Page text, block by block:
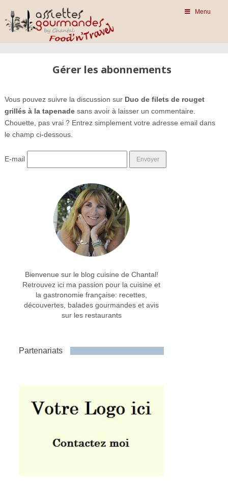
Menu
Gérer les abonnements
Vous pouvez suivre la discussion sur Duo de filets de rouget
grillés à la tapenadesans avoir à laisser un commentaire.
Chouette, pas vrai ? Entrez simplement votre adresse email dans
le champ ci-dessous.
E-mail
Bienvenue sur le blog cuisine de Chantal!
Retrouvez ici ma passion pour la cuisine et
la gastronomie française: recettes,
découvertes, balades gourmandes et avis
sur les restaurants
Partenariats